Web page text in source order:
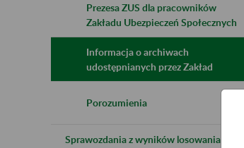
Prezesa ZUS dla pracowników
Zakładu Ubezpieczeń Społecznych
Informacja o archiwach
udostępnianych przez Zakład
Porozumienia
Sprawozdania z wyników losowania do